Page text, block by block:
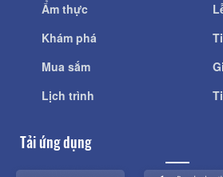
Ẩm thực
Khám phá
Mua sắm
Lịch trình
Tải ứng dụng